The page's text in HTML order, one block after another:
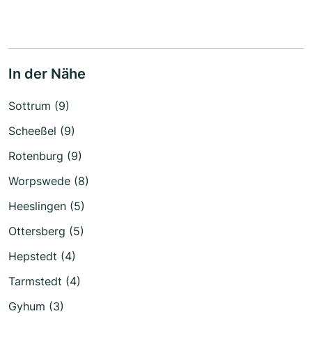
In der Nähe
Sottrum (9)
Scheeßel (9)
Rotenburg (9)
Worpswede (8)
Heeslingen (5)
Ottersberg (5)
Hepstedt (4)
Tarmstedt (4)
Gyhum (3)